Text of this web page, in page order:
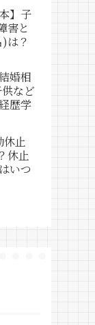
】子
害と
は？
婚相
など
歴学
休止
休止
いつ